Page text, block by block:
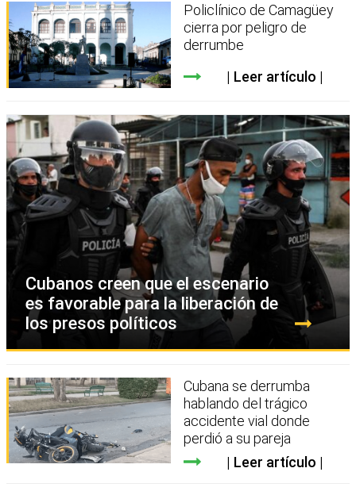
Policlínico de Camagüey
cierra por peligro de
derrumbe
Leer artículo
Cubanos creen que el escenario
es favorable para la liberación de
los presos políticos
Cubana se derrumba
hablando del trágico
accidente vial donde
perdió a su pareja
Leer artículo